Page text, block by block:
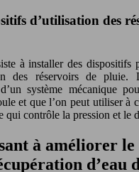
d’utilisation des
à installer des dispositifs
des réservoirs de pluie.
système mécanique
et que l’on peut utiliser à
qui contrôle la pression et le
à améliorer le
d’eau